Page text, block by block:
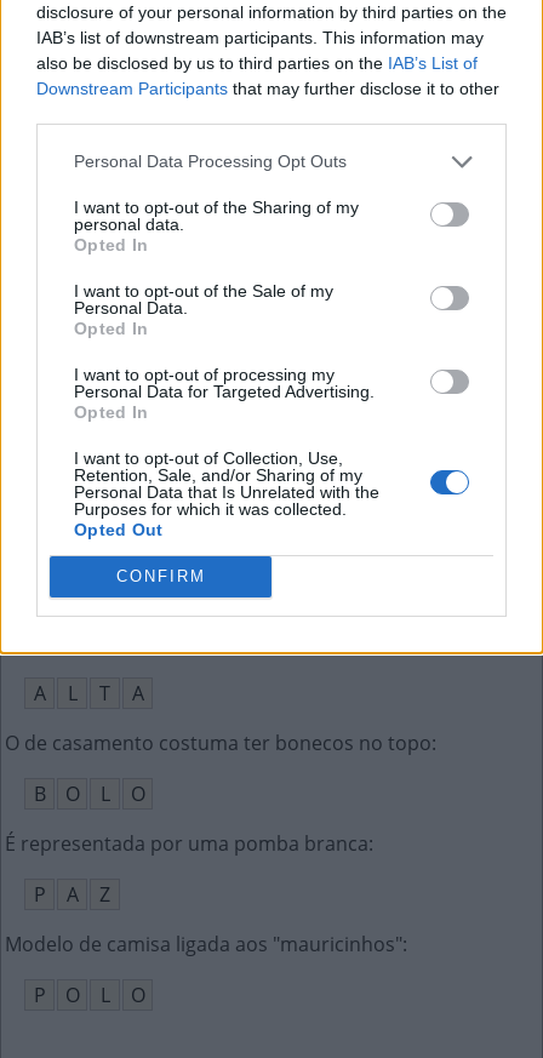
disclosure of your personal information by third parties on the
IAB’s list of downstream participants. This information may
also be disclosed by us to third parties on the IAB’s List of
Downstream Participants that may further disclose it to other
Personal Data Processing Opt Outs
I want to opt-out of the Sharing of my
personal data.
Opted In
I want to opt-out of the Sale of my
Personal Data.
Opted In
I want to opt-out of processing my
Personal Data for Targeted Advertising.
Opted In
I want to opt-out of Collection, Use,
Retention, Sale, and/or Sharing of my
Personal Data that Is Unrelated with the
Purposes for which it was collected.
Opted Out
CONFIRM
Mini Novembro 24 2022 Cruzadinha
P A
Z
B
O L
O
A
L T
O
G
O A
Termo inglês para bolsa
A
G
De grande estatura, o contrário de baixo
L T
O
O
O
Estado na Índia que foi colônia portuguesa
O
A
A
L T
A
O de casamento costuma ter bonecos no topo:
B
O L
O
É representada por uma pomba branca:
P
A
Z
Modelo de camisa ligada aos "mauricinhos":
P
O L O